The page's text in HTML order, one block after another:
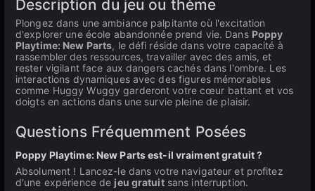
Description du jeu ou thème
Plongez dans une ambiance palpitante où l'excitation
d'explorer une école abandonnée prend vie. Dans Poppy
Playtime: New Parts, le défi réside dans votre capacité à
rassembler des ressources, travailler avec des amis, et
rester vigilant face aux dangers cachés dans l'ombre. Les
interactions dynamiques avec des figures mémorables
comme Huggy Wuggy garderont votre cœur battant et vos
doigts en actions dans une survie pleine de plaisir.
Questions Fréquemment Posées
Poppy Playtime: New Parts est-il vraiment gratuit ?
Absolument ! Lancez-le dans votre navigateur et profitez
d'une expérience de jeu gratuitsans interruption.